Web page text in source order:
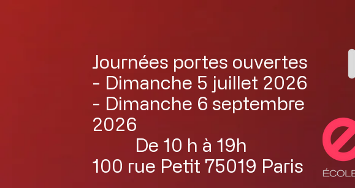
Journées portes ouvertes
- Dimanche 5 juillet 2026
- Dimanche 6 septembre
2026
De 10 h à 19h
100 rue Petit 75019 Paris